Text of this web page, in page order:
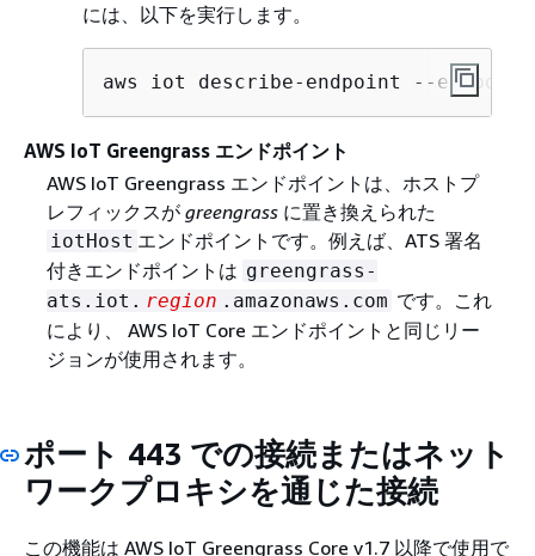
には、以下を実行します。
aws iot describe-endpoint --
AWS IoT Greengrass エンドポイント
AWS IoT Greengrass エンドポイントは、ホストプ
レフィックスが greengrassに置き換えられた
iotHost エンドポイントです。例えば、ATS 署名
付きエンドポイントは greengrass-
ats.iot. region .amazonaws.com です。これ
により、 AWS IoT Core エンドポイントと同じリー
ジョンが使用されます。
ポート 443 での接続またはネット
ワークプロキシを通じた接続
この機能は AWS IoT Greengrass Core v1.7 以降で使用で